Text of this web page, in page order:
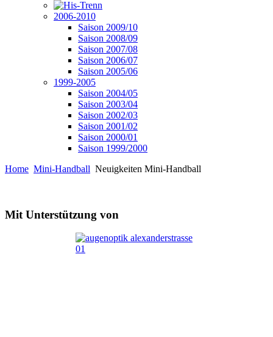
2006-2010
Saison 2009/10
Saison 2008/09
Saison 2007/08
Saison 2006/07
Saison 2005/06
1999-2005
Saison 2004/05
Saison 2003/04
Saison 2002/03
Saison 2001/02
Saison 2000/01
Saison 1999/2000
Home Mini-Handball Neuigkeiten Mini-Handball
Mit Unterstützung von